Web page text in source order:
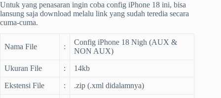
Untuk yang penasaran ingin coba config iPhone 18 ini, bisa
lansung saja download melalu link yang sudah teredia secara
cuma-cuma.
Nama File :
Config iPhone 18 Nigh (AUX &
NON AUX)
Ukuran File : 14kb
Ekstensi File : .zip (.xml didalamnya)